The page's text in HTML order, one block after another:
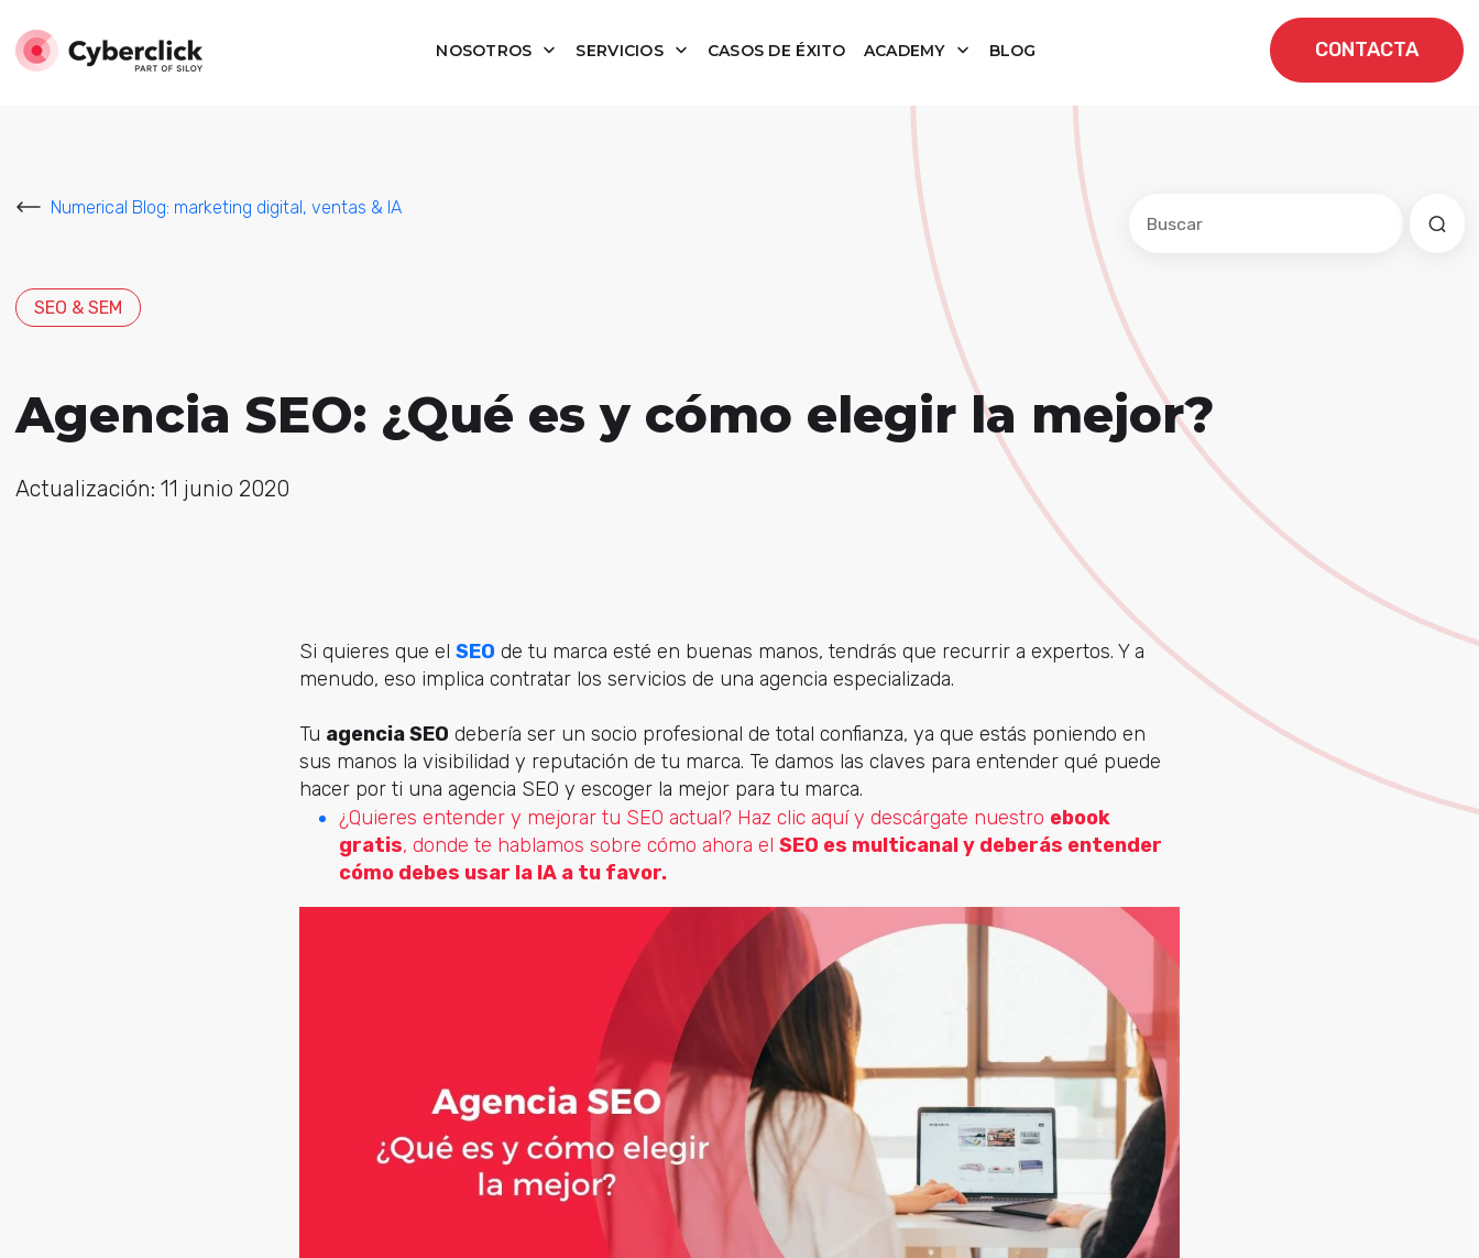
NOSOTROS SERVICIOS CASOS DE ÉXITO ACADEMY BLOG CONTACTA
Numerical Blog: marketing digital, ventas & IA
SEO & SEM
Agencia SEO: ¿Qué es y cómo elegir la mejor?
Actualización: 11 junio 2020
Si quieres que el SEO de tu marca esté en buenas manos, tendrás que recurrir a expertos. Y a
menudo, eso implica contratar los servicios de una agencia especializada.
Tu agencia SEO debería ser un socio profesional de total confianza, ya que estás poniendo en
sus manos la visibilidad y reputación de tu marca. Te damos las claves para entender qué puede
hacer por ti una agencia SEO y escoger la mejor para tu marca.
¿Quieres entender y mejorar tu SEO actual? Haz clic aquí y descárgate nuestro ebook
gratis, donde te hablamos sobre cómo ahora el SEO es multicanal y deberás entender
cómo debes usar la IA a tu favor.